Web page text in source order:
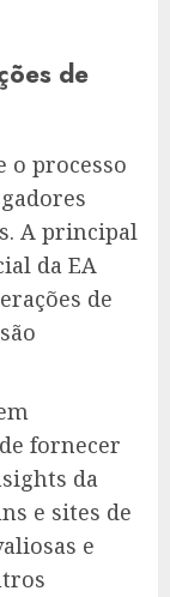
de
o processo
A principal
da EA
de
fornecer
da
e sites de
e